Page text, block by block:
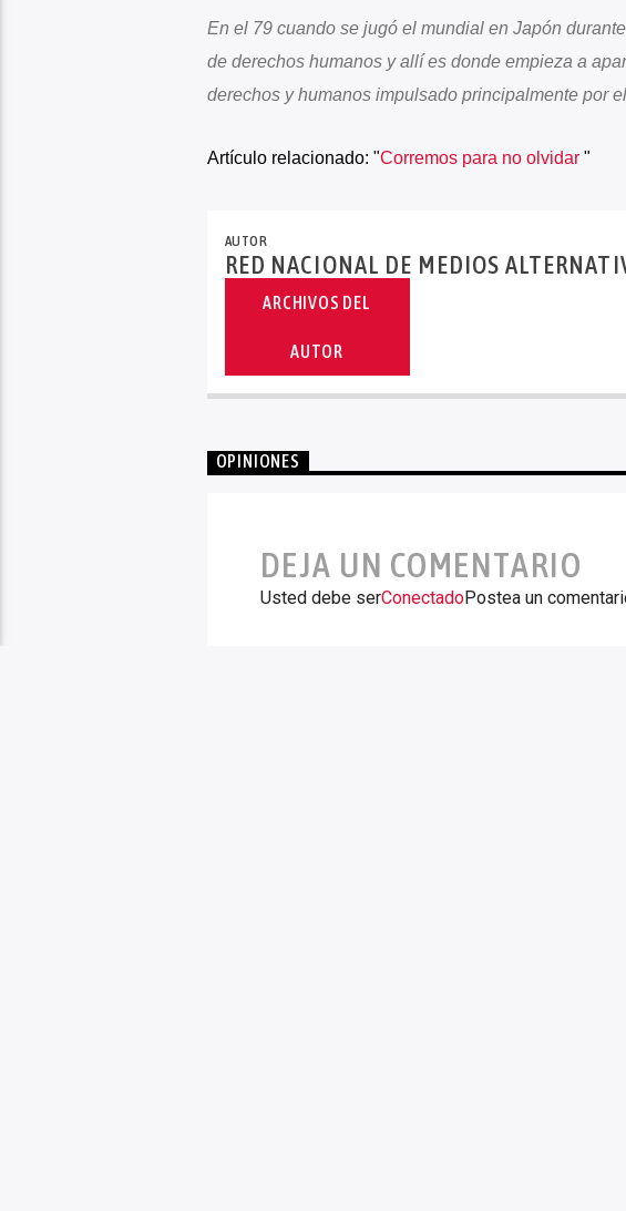
En el 79 cuando se jugó el mundial en Japón
de derechos humanos y allí es donde empieza a
derechos y humanos impulsado principalmente por
Artículo relacionado: "Corremos para no olvidar "
AUTOR
RED NACIONAL DE MEDIOS
ARCHIVOS DEL
AUTOR
OPINIONES
DEJA UN COMENTARIO
Usted debe serConectadoPostea un